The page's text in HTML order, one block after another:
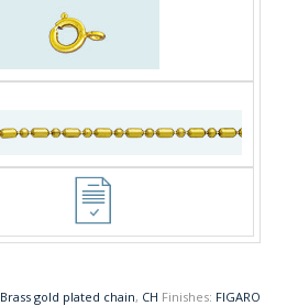
Brass gold plated chain, CH Finishes: FIGARO